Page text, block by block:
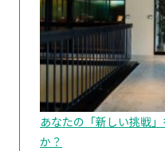
あなたの「新しい挑戦
か？